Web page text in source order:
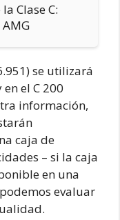
Clase C:
se utilizará
en el C 200
información,
caja de
– si la caja
en una
evaluar